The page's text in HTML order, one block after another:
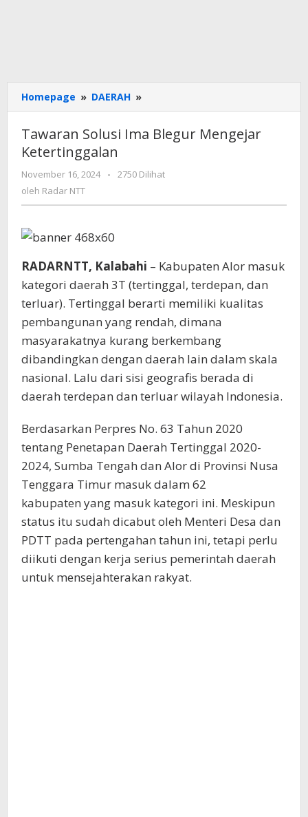
Homepage » DAERAH »
Solusi
Blegur
Ketertinggalan
Tawaran Solusi Ima Blegur Mengejar
Ketertinggalan
November 16, 2024
oleh
-
2750 Dilihat
oleh Radar NTT
RADARNTT, Kalabahi – Kabupaten Alor masuk
kategori daerah 3T (tertinggal, terdepan, dan
terluar). Tertinggal berarti memiliki kualitas
pembangunan yang rendah, dimana
masyarakatnya kurang berkembang
dibandingkan dengan daerah lain dalam skala
nasional. Lalu dari sisi geografis berada di
daerah terdepan dan terluar wilayah Indonesia.
Berdasarkan Perpres No. 63 Tahun 2020
tentang Penetapan Daerah Tertinggal 2020-
2024, Sumba Tengah dan Alor di Provinsi Nusa
Tenggara Timur masuk dalam 62
kabupaten yang masuk kategori ini. Meskipun
status itu sudah dicabut oleh Menteri Desa dan
PDTT pada pertengahan tahun ini, tetapi perlu
diikuti dengan kerja serius pemerintah daerah
untuk mensejahterakan rakyat.